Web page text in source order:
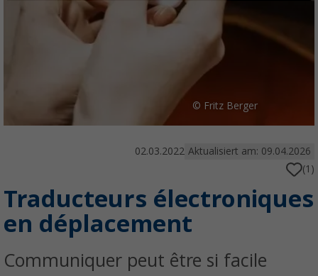
© Fritz Berger
02.03.2022 Aktualisiert am: 09.04.2026
(1)
Traducteurs électroniques
en déplacement
Communiquer peut être si facile